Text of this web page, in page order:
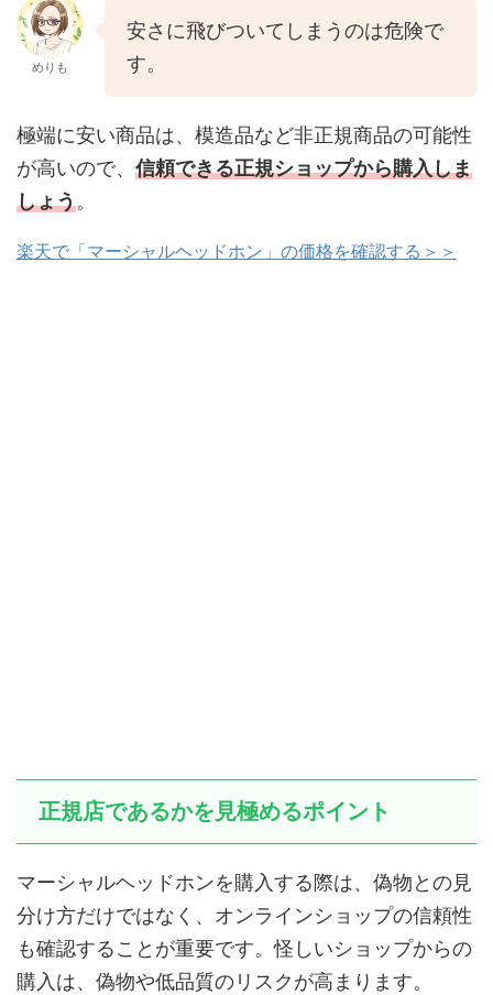
めりも
安さに飛びついてしまうのは危険で
す。
極端に安い商品は、模造品など非正規商品の可能性
が高いので、 信頼できる正規ショップから購入しま
しょう。
楽天で「マーシャルヘッドホン」の価格を確認する＞＞
正規店であるかを見極めるポイント
マーシャルヘッドホンを購入する際は、偽物との見
分け方だけではなく、オンラインショップの信頼性
も確認することが重要です。怪しいショップからの
購入は、偽物や低品質のリスクが高まります。